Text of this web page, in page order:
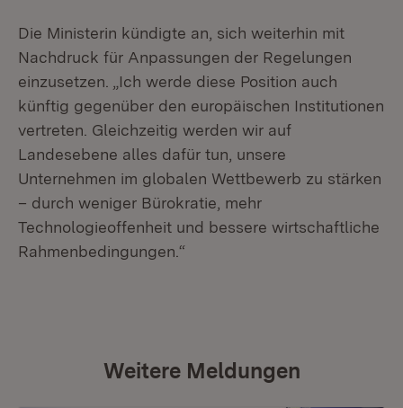
Die Ministerin kündigte an, sich weiterhin mit
Nachdruck für Anpassungen der Regelungen
einzusetzen. „Ich werde diese Position auch
künftig gegenüber den europäischen Institutionen
vertreten. Gleichzeitig werden wir auf
Landesebene alles dafür tun, unsere
Unternehmen im globalen Wettbewerb zu stärken
– durch weniger Bürokratie, mehr
Technologieoffenheit und bessere wirtschaftliche
Rahmenbedingungen.“
Weitere Meldungen